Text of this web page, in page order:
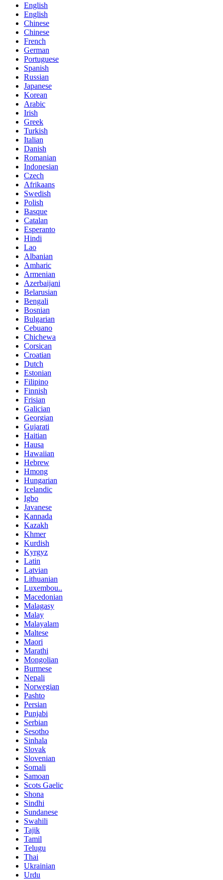
English
English
Chinese
Chinese
French
German
Portuguese
Spanish
Russian
Japanese
Korean
Arabic
Irish
Greek
Turkish
Italian
Danish
Romanian
Indonesian
Czech
Afrikaans
Swedish
Polish
Basque
Catalan
Esperanto
Hindi
Lao
Albanian
Amharic
Armenian
Azerbaijani
Belarusian
Bengali
Bosnian
Bulgarian
Cebuano
Chichewa
Corsican
Croatian
Dutch
Estonian
Filipino
Finnish
Frisian
Galician
Georgian
Gujarati
Haitian
Hausa
Hawaiian
Hebrew
Hmong
Hungarian
Icelandic
Igbo
Javanese
Kannada
Kazakh
Khmer
Kurdish
Kyrgyz
Latin
Latvian
Lithuanian
Luxembou..
Macedonian
Malagasy
Malay
Malayalam
Maltese
Maori
Marathi
Mongolian
Burmese
Nepali
Norwegian
Pashto
Persian
Punjabi
Serbian
Sesotho
Sinhala
Slovak
Slovenian
Somali
Samoan
Scots Gaelic
Shona
Sindhi
Sundanese
Swahili
Tajik
Tamil
Telugu
Thai
Ukrainian
Urdu